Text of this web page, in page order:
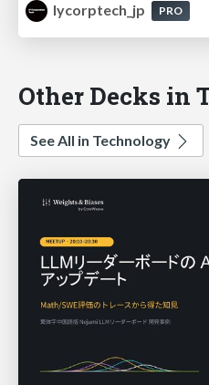
lycorptech_jp
PRO
Other Decks in
See All in Technology